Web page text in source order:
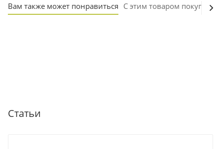
Вам также может понравиться С этим товаром покупают
Статьи